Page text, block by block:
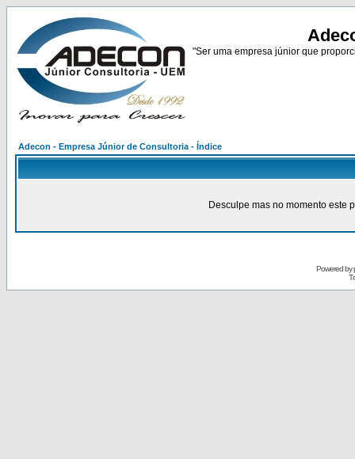
"Ser uma empresa júnior que
Adecon - Empresa Júnior de Consultoria - Índice
Desculpe mas no momento este
Powered by